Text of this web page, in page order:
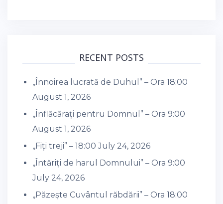
RECENT POSTS
,,Înnoirea lucrată de Duhul” – Ora 18:00
August 1, 2026
,,Înflăcărați pentru Domnul” – Ora 9:00
August 1, 2026
,,Fiți treji” – 18:00 July 24, 2026
,,Întăriți de harul Domnului” – Ora 9:00
July 24, 2026
,,Păzește Cuvântul răbdării” – Ora 18:00